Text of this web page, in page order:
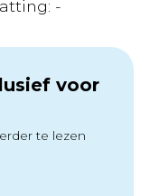
-
voor
te lezen